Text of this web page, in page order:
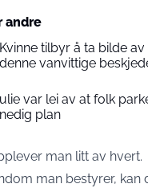
andre
Kvinne tilbyr å ta bilde
denne vanvittige
var lei av at folk
plan
man litt av hvert.
man bestyrer,